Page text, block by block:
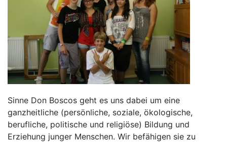
Sinne Don Boscos geht es uns dabei um eine
ganzheitliche (persönliche, soziale, ökologische,
berufliche, politische und religiöse) Bildung und
Erziehung junger Menschen. Wir befähigen sie zu